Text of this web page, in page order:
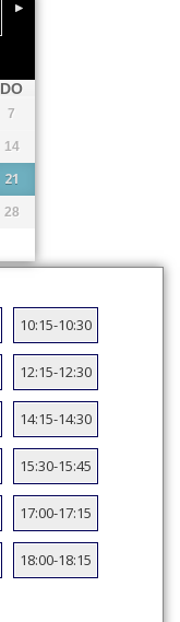
DO
7
14
21
28
10:15-10:30
12:15-12:30
14:15-14:30
15:30-15:45
17:00-17:15
18:00-18:15